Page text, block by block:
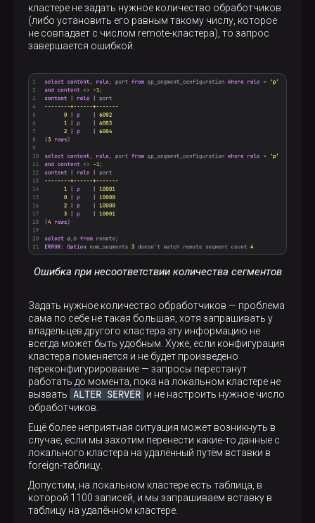
кластере не задать нужное количество обработчиков
(либо установить его равным такому числу, которое
не совпадает с числом remote-кластера), то запрос
завершается ошибкой.
Ошибка при несоответствии количества сегментов
Задать нужное количество обработчиков — проблема
сама по себе не такая большая, хотя запрашивать у
владельцев другого кластера эту информацию не
всегда может быть удобным. Хуже, если конфигурация
кластера поменяется и не будет произведено
переконфигурирование — запросы перестанут
работать до момента, пока на локальном кластере не
вызвать
ALTER SERVER и не настроить нужное число
обработчиков.
Ещё более неприятная ситуация может возникнуть в
случае, если мы захотим перенести какие-то данные с
локального кластера на удалённый путём вставки в
foreign-таблицу.
Допустим, на локальном кластере есть таблица, в
которой 1100 записей, и мы запрашиваем вставку в
таблицу на удалённом кластере.